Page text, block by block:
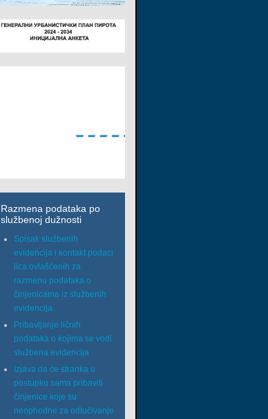
Razmena podataka po
službenoj dužnosti
Spisak službenih
evidencija i kontakt podaci
lica ovlašćenih za
razmenu podataka o
činjenicama iz službenih
evidencija
Pribavljanje ličnih
podataka o kojima se vodi
službena evidencija
Izjava da će stranka u
postupku sama pribaviti
činjenice koje su
neophodne za odlučivanje